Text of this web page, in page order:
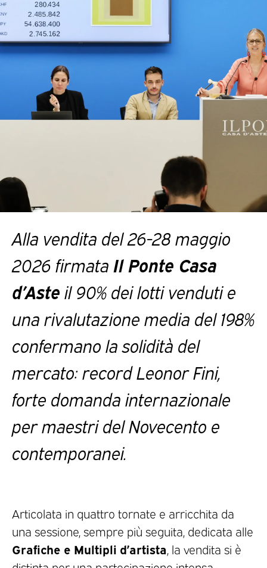
Alla vendita del 26-28 maggio
2026 firmata Il Ponte Casa
d’Asteil 90% dei lotti venduti e
una rivalutazione media del 198%
confermano la solidità del
mercato: record Leonor Fini,
forte domanda internazionale
per maestri del Novecento e
contemporanei.
Articolata in quattro tornate e arricchita da
una sessione, sempre più seguita, dedicata alle
Grafiche e Multipli d’artista , la vendita si è